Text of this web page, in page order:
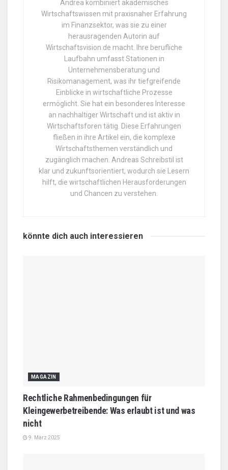
Andrea kombiniert akademisches
Wirtschaftswissen mit praxisnaher Erfahrung
im Finanzsektor, was sie zu einer
herausragenden Autorin auf
Wirtschaftsvision.de macht. Ihre berufliche
Laufbahn umfasst Stationen in
Unternehmensberatung und
Risikomanagement, was ihr tiefgreifende
Einblicke in wirtschaftliche Prozesse
ermöglicht. Sie hat ein besonderes Interesse
an nachhaltiger Wirtschaft und ist aktiv in
Wirtschaftsforen tätig. Diese Erfahrungen
fließen in ihre Artikel ein, die komplexe
Wirtschaftsthemen verständlich und
zugänglich machen. Andreas Schreibstil ist
klar und zukunftsorientiert, wodurch sie Lesern
hilft, die wirtschaftlichen Herausforderungen
und Chancen zu verstehen.
könnte dich auch interessieren
MAGAZIN
Rechtliche Rahmenbedingungen für
Kleingewerbetreibende: Was erlaubt ist und was
nicht
9. März 2025